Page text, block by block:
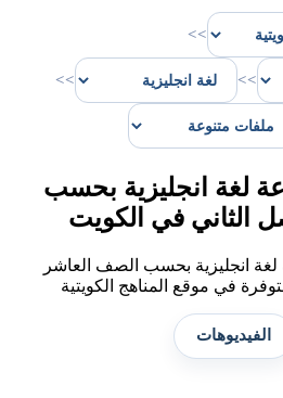
>>
>>
>>
لغة انجليزية بحسب
الثاني في الكويت
انجليزية بحسب الصف العاشر
في موقع المناهج الكويتية
الفيديوهات